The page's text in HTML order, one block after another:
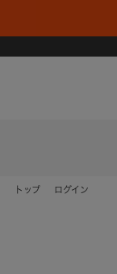
トップ ログイン